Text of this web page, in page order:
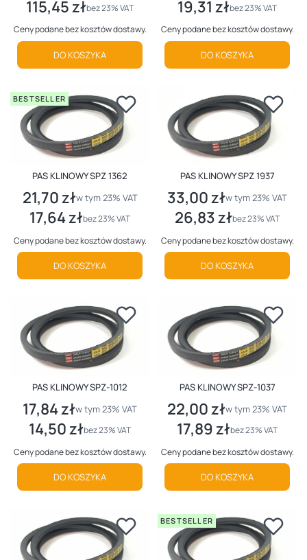
Cena netto
115,45 złbez 23% VAT
Ceny podane bez kosztów dostawy.
DO KOSZYKA
Cena netto
19,31 złbez 23% VAT
Ceny podane bez kosztów dostawy.
DO KOSZYKA
BESTSELLER
PAS KLINOWY SPZ 1362
Cena brutto
21,70 złw tym %s VAT
w tym23% VAT
Cena netto
17,64 złbez 23% VAT
Ceny podane bez kosztów dostawy.
DO KOSZYKA
PAS KLINOWY SPZ 1937
Cena brutto
33,00 złw tym %s VAT
w tym23% VAT
Cena netto
26,83 złbez 23% VAT
Ceny podane bez kosztów dostawy.
DO KOSZYKA
PAS KLINOWY SPZ-1012
Cena brutto
17,84 złw tym %s VAT
w tym23% VAT
Cena netto
14,50 złbez 23% VAT
Ceny podane bez kosztów dostawy.
DO KOSZYKA
PAS KLINOWY SPZ-1037
Cena brutto
22,00 złw tym %s VAT
w tym23% VAT
Cena netto
17,89 złbez 23% VAT
Ceny podane bez kosztów dostawy.
DO KOSZYKA
BESTSELLER